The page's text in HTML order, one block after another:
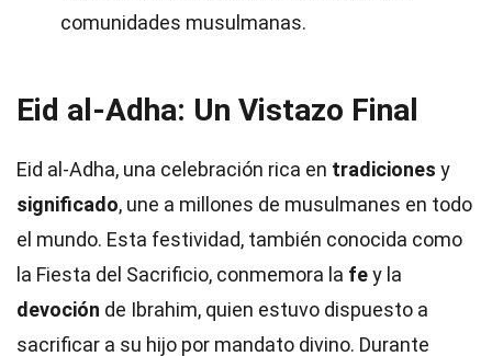
comunidades musulmanas.
Eid al-Adha: Un Vistazo Final
Eid al-Adha, una celebración rica en tradiciones y
significado, une a millones de musulmanes en todo
el mundo. Esta festividad, también conocida como
la Fiesta del Sacrificio, conmemora la fey la
devoción de Ibrahim, quien estuvo dispuesto a
sacrificar a su hijo por mandato divino. Durante